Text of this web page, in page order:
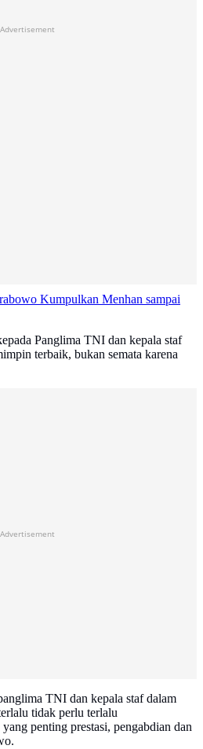
Advertisement
Kumpulkan Menhan sampai
Panglima TNI dan kepala staf
terbaik, bukan semata karena
Advertisement
TNI dan kepala staf dalam
tidak perlu terlalu
penting prestasi, pengabdian dan